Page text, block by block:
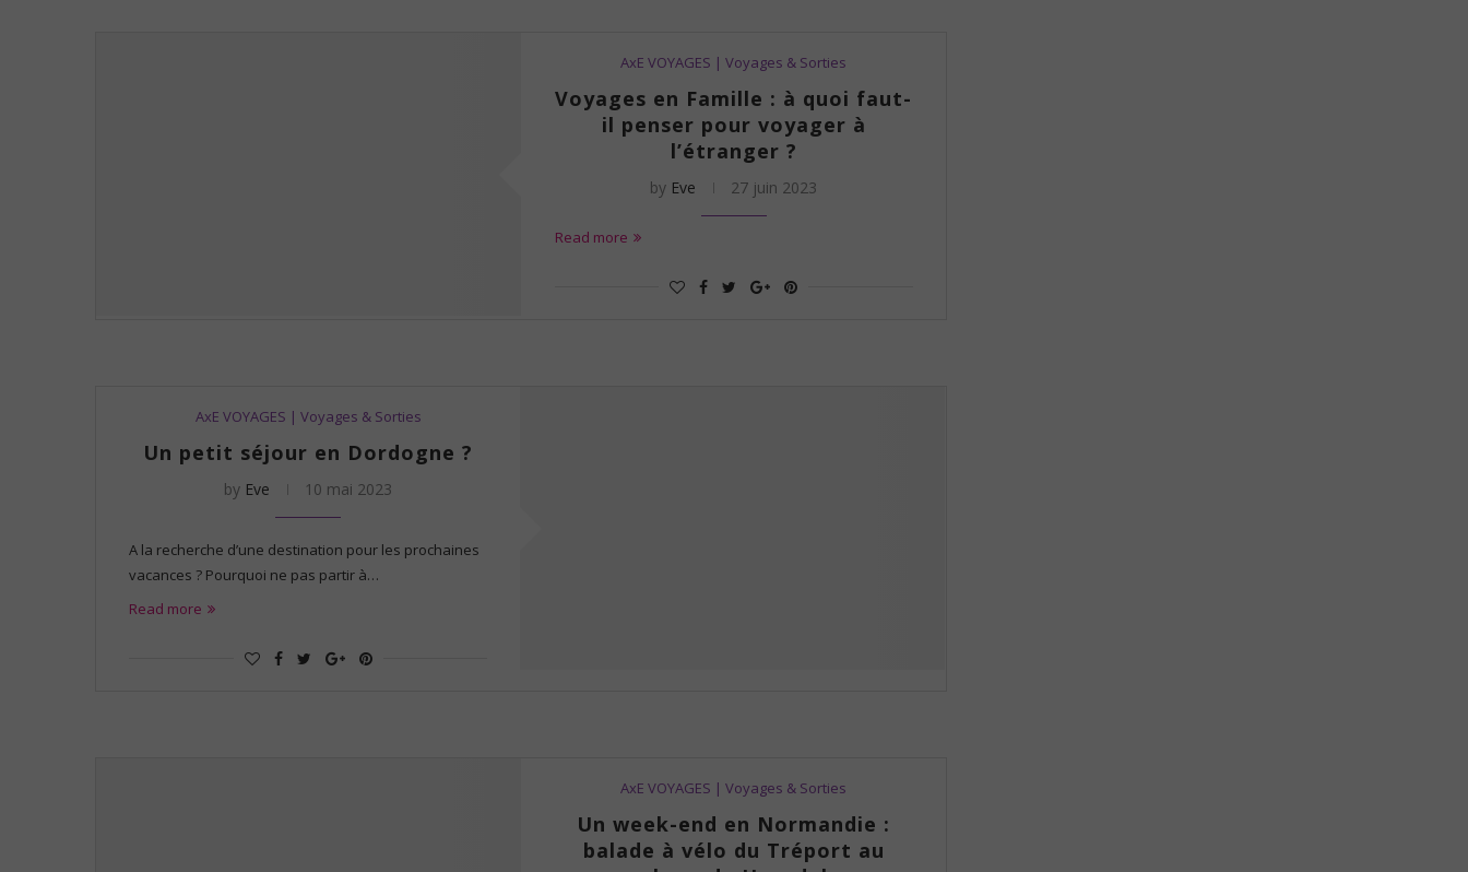
AxE VOYAGES | Voyages & Sorties
Voyages en Famille : à quoi faut-
il penser pour voyager à
l’étranger ?
by Eve 27 juin 2023
Read more
AxE VOYAGES | Voyages & Sorties
Un petit séjour en Dordogne ?
by Eve 10 mai 2023
A la recherche d’une destination pour les prochaines
vacances ? Pourquoi ne pas partir à…
Read more
AxE VOYAGES | Voyages & Sorties
Un week-end en Normandie :
balade à vélo du Tréport au